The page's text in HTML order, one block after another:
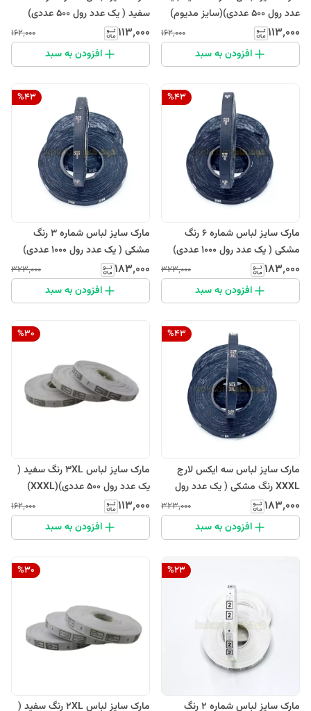
عدد رول 500 عددی)(سایز مدیوم)
۱۱۳٬۰۰۰ ۱۶۲٬۰۰۰
افزودن به سبد
سفید ( یک عدد رول 500 عددی)
۱۱۳٬۰۰۰ ۱۶۲٬۰۰۰
افزودن به سبد
%43
مارک سایز لباس شماره 6 رنگ
مشکی ( یک عدد رول 1000 عددی)
۱۸۳٬۰۰۰ ۳۲۳٬۰۰۰
افزودن به سبد
%43
مارک سایز لباس شماره 3 رنگ
مشکی ( یک عدد رول 1000 عددی)
۱۸۳٬۰۰۰ ۳۲۳٬۰۰۰
افزودن به سبد
%43
مارک سایز لباس سه ایکس لارج
XXXL رنگ مشکی ( یک عدد رول
1000 عددی)
۱۸۳٬۰۰۰ ۳۲۳٬۰۰۰
افزودن به سبد
%30
مارک سایز لباس 3XL رنگ سفید (
یک عدد رول 500 عددی)(XXXL)
۱۱۳٬۰۰۰ ۱۶۲٬۰۰۰
افزودن به سبد
%23
مارک سایز لباس شماره 2 رنگ
%30
مارک سایز لباس 2XL رنگ سفید (